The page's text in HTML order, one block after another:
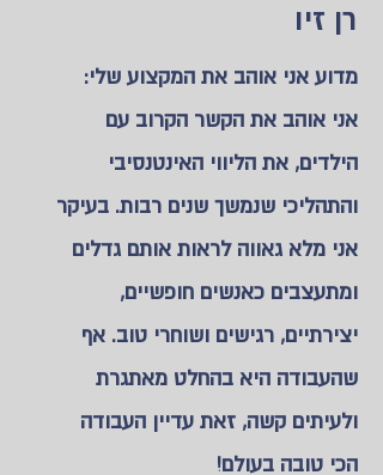
רן זיו
מדוע אני אוהב את המקצוע שלי:
אני אוהב את הקשר הקרוב עם
הילדים, את הליווי האינטנסיבי
והתהליכי שנמשך שנים רבות. בעיקר
אני מלא גאווה לראות אותם גדלים
ומתעצבים כאנשים חופשיים,
יצירתיים, רגישים ושוחרי טוב. אף
שהעבודה היא בהחלט מאתגרת
ולעיתים קשה, זאת עדיין העבודה
הכי טובה בעולם!